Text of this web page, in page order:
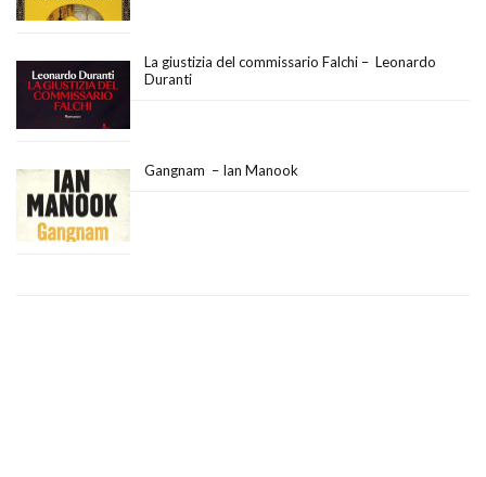
La giustizia del commissario Falchi – Leonardo
Duranti
Gangnam – Ian Manook